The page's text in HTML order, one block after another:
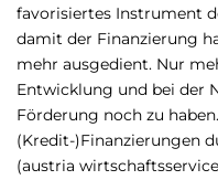
favorisiertes Instrument
damit der Finanzierung
mehr ausgedient. Nur
Entwicklung und bei der
Förderung noch zu
(Kredit-)Finanzierungen
(austria